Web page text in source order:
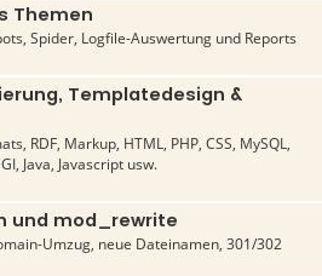
Themen
Spider, Logfile-Auswertung und Reports
Templatedesign &
RDF, Markup, HTML, PHP, CSS, MySQL,
Java, Javascript usw.
und mod_rewrite
Umzug, neue Dateinamen, 301/302